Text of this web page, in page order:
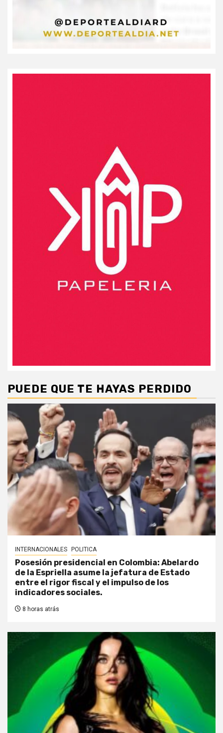
PUEDE QUE TE HAYAS PERDIDO
INTERNACIONALES POLITICA
Posesión presidencial en Colombia: Abelardo
de la Espriella asume la jefatura de Estado
entre el rigor fiscal y el impulso de los
indicadores sociales.
8 horas atrás